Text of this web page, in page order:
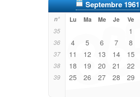
Septembre 1961
n° Lu Ma Me Je Ve
35 1
36 4 5 6 7 8
37 11 12 13 14 15
38 18 19 20 21 22
39 25 26 27 28 29